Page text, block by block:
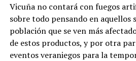
Vicuña no contará con fuegos
sobre todo pensando en aquellos
población que se ven más
de estos productos, y por otra
eventos veraniegos para la